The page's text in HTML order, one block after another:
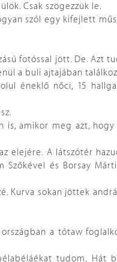
Csak szögezzük le.
szól egy kifejlett
fotóssal jött. De. Azt
a buli ajtajában
éneklő nőci, 15
is, amikor meg azt, hogy
elejére. A látszótér
Szőkével és Borsay
Kurva sokan jöttek
a tótaw
tudom. Hát